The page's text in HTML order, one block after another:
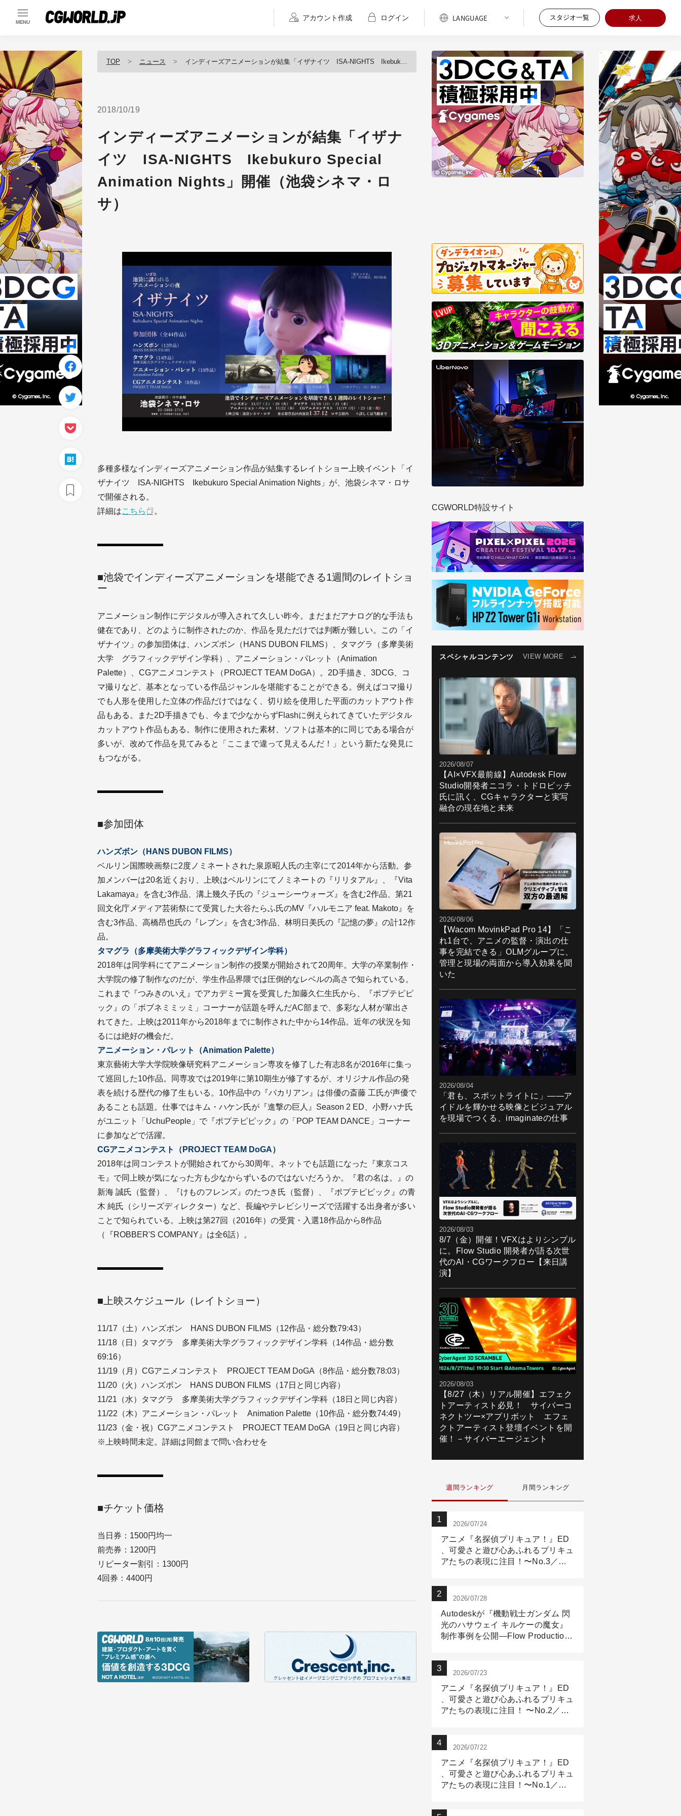
MENU
アカウント作成 ログイン スタジオ一覧 求人
TOP ニュース インディーズアニメーションが結集「イザナイツ ISA-NIGHTS Ikebukuro Special Animation Nights」開催（池袋シネマ・ロサ）
2018/10/19
インディーズアニメーションが結集「イザナ
イツ ISA-NIGHTS Ikebukuro Special
Animation Nights」開催（池袋シネマ・ロ
サ）
多種多様なインディーズアニメーション作品が結集するレイトショー上映イベント「イ
ザナイツ ISA-NIGHTS Ikebukuro Special Animation Nights」が、池袋シネマ・ロサ
で開催される。
詳細はこちら 。
■池袋でインディーズアニメーションを堪能できる1週間のレイトショ
ー
アニメーション制作にデジタルが導入されて久しい昨今。まだまだアナログ的な手法も
健在であり、どのように制作されたのか、作品を見ただけでは判断が難しい。この「イ
ザナイツ」の参加団体は、ハンズボン（HANS DUBON FILMS）、タマグラ（多摩美術
大学 グラフィックデザイン学科）、アニメーション・パレット（Animation
Palette）、CGアニメコンテスト（PROJECT TEAM DoGA）。2D手描き、3DCG、コ
マ撮りなど、基本となっている作品ジャンルを堪能することができる。例えばコマ撮り
でも人形を使用した立体の作品だけではなく、切り絵を使用した平面のカットアウト作
品もある。また2D手描きでも、今まで少なからずFlashに例えられてきていたデジタル
カットアウト作品もある。制作に使用された素材、ソフトは基本的に同じである場合が
多いが、改めて作品を見てみると「ここまで違って見えるんだ！」という新たな発見に
もつながる。
■参加団体
ハンズボン（HANS DUBON FILMS）
ベルリン国際映画祭に2度ノミネートされた泉原昭人氏の主宰にて2014年から活動。参
加メンバーは20名近くおり、上映はベルリンにてノミネートの『リリタアル』、『Vita
Lakamaya』を含む3作品、溝上幾久子氏の『ジューシーウォーズ』を含む2作品、第21
回文化庁メディア芸術祭にて受賞した大谷たらふ氏のMV『ハルモニア feat. Makoto』を
含む3作品、高橋昂也氏の『レブン』を含む3作品、林明日美氏の『記憶の夢』の計12作
品。
タマグラ（多摩美術大学グラフィックデザイン学科）
2018年は同学科にてアニメーション制作の授業が開始されて20周年。大学の卒業制作・
大学院の修了制作なのだが、学生作品界隈では圧倒的なレベルの高さで知られている。
これまで『つみきのいえ』でアカデミー賞を受賞した加藤久仁生氏から、『ポプテピピ
ック』の「ボブネミミッミ」コーナーが話題を呼んだAC部まで、多彩な人材が輩出さ
れてきた。上映は2011年から2018年までに制作された中から14作品。近年の状況を知
るには絶好の機会だ。
アニメーション・パレット（Animation Palette）
東京藝術大学大学院映像研究科アニメーション専攻を修了した有志8名が2016年に集っ
て巡回した10作品。同専攻では2019年に第10期生が修了するが、オリジナル作品の発
表を続ける歴代の修了生もいる。10作品中の『パカリアン』は俳優の斎藤 工氏が声優で
あることも話題。仕事ではキム・ハケン氏が『進撃の巨人』Season 2 ED、小野ハナ氏
がユニット「UchuPeople」で『ポプテピピック』の「POP TEAM DANCE」コーナー
に参加などで活躍。
CGアニメコンテスト（PROJECT TEAM DoGA）
2018年は同コンテストが開始されてから30周年。ネットでも話題になった『東京コス
モ』で同上映が気になった方も少なからずいるのではないだろうか。『君の名は。』の
新海 誠氏（監督）、『けものフレンズ』のたつき氏（監督）、『ポプテピピック』の青
木 純氏（シリーズディレクター）など、長編やテレビシリーズで活躍する出身者が多い
ことで知られている。上映は第27回（2016年）の受賞・入選18作品から8作品
（『ROBBER'S COMPANY』は全6話）。
■上映スケジュール（レイトショー）
11/17（土）ハンズボン HANS DUBON FILMS（12作品・総分数79:43）
11/18（日）タマグラ 多摩美術大学グラフィックデザイン学科（14作品・総分数
69:16）
11/19（月）CGアニメコンテスト PROJECT TEAM DoGA（8作品・総分数78:03）
11/20（火）ハンズボン HANS DUBON FILMS（17日と同じ内容）
11/21（水）タマグラ 多摩美術大学グラフィックデザイン学科（18日と同じ内容）
11/22（木）アニメーション・パレット Animation Palette（10作品・総分数74:49）
11/23（金・祝）CGアニメコンテスト PROJECT TEAM DoGA（19日と同じ内容）
※上映時間未定。詳細は同館まで問い合わせを
■チケット価格
当日券：1500円均一
前売券：1200円
リピーター割引：1300円
4回券：4400円
CGWORLD特設サイト
スペシャルコンテンツ VIEW MORE
2026/08/07
【AI×VFX最前線】Autodesk Flow
Studio開発者ニコラ・トドロビッチ
氏に訊く、CGキャラクターと実写
融合の現在地と未来
2026/08/06
【Wacom MovinkPad Pro 14】「こ
れ1台で、アニメの監督・演出の仕
事を完結できる」OLMグループに、
管理と現場の両面から導入効果を聞
いた
2026/08/04
「君も、スポットライトに」――ア
イドルを輝かせる映像とビジュアル
を現場でつくる、imaginateの仕事
2026/08/03
8/7（金）開催！VFXはよりシンプル
に。Flow Studio 開発者が語る次世
代のAI・CGワークフロー【来日講
演】
2026/08/03
【8/27（木）リアル開催】エフェク
トアーティスト必見！ サイバーコ
ネクトツー×アプリボット エフェ
クトアーティスト登壇イベントを開
催！－サイバーエージェント
週間ランキング 月間ランキング
2026/07/24
アニメ『名探偵プリキュア！』ED
、可愛さと遊び心あふれるプリキュ
アたちの表現に注目！〜No.3／ア
2026/07/28
Autodeskが『機動戦士ガンダム 閃
光のハサウェイ キルケーの魔女』
制作事例を公開―Flow Production
2026/07/23
アニメ『名探偵プリキュア！』ED
、可愛さと遊び心あふれるプリキュ
アたちの表現に注目！ 〜No.2／モ
2026/07/22
アニメ『名探偵プリキュア！』ED
、可愛さと遊び心あふれるプリキュ
アたちの表現に注目！〜No.1／演